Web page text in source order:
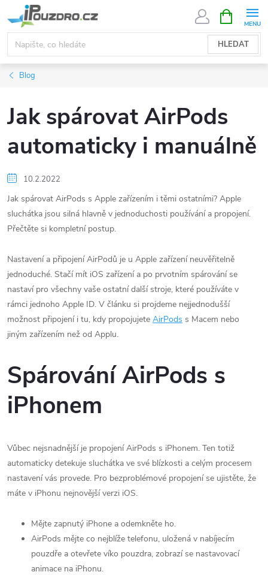
na
obsah
HLEDAT
NÁKUPNÍ
KOŠÍK
Blog
Jak spárovat AirPods
automaticky i manuálně
10.2.2022
Jak spárovat AirPods s Apple zařízením i těmi ostatními? Apple
sluchátka jsou silná hlavně v jednoduchosti používání a propojení.
Přečtěte si kompletní postup.
Nastavení a připojení AirPodů je u Apple zařízení neuvěřitelně
jednoduché. Stačí mít iOS zařízení a po prvotním spárování se
nastaví pro všechny vaše ostatní další stroje, které používáte v
rámci jednoho Apple ID. V článku si projdeme nejjednodušší
možnost připojení i tu, kdy propojujete AirPods s Macem nebo
jiným zařízením než od Applu.
Spárování AirPods s
iPhonem
Vůbec nejsnadnější je propojení AirPods s iPhonem. Ten totiž
automaticky detekuje sluchátka ve své blízkosti a celým procesem
nastavení vás provede. Pro bezproblémové propojení se ujistěte, že
máte v iPhonu nejnovější verzi iOS.
Mějte zapnutý iPhone a odemkněte ho.
AirPods mějte co nejblíže telefonu, uložená v nabíjecím
pouzdře a otevřete víko pouzdra, zobrazí se nastavovací
animace na iPhonu.